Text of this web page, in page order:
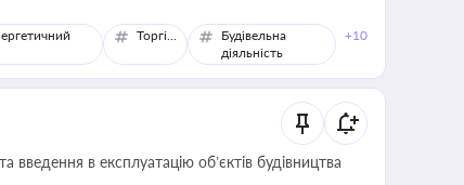
Торгівля
Будівельна
діяльність
+10
в експлуатацію об’єктів будівництва